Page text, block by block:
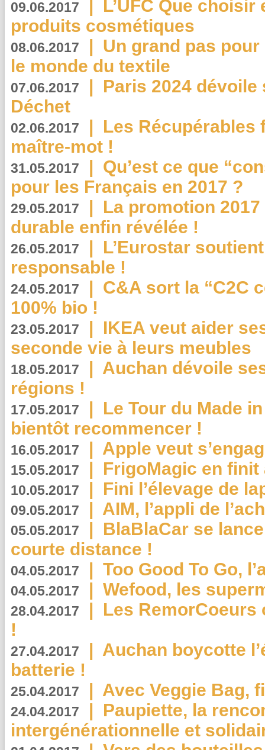
09.06.2017
L’UFC Que
produits cosmétiques
08.06.2017 | Un grand pas
le monde du textile
07.06.2017 | Paris 2024
Déchet
02.06.2017 | Les Récupérables
maître-mot !
31.05.2017 | Qu’est ce que
pour les Français en 2017 ?
29.05.2017 | La promotion
durable enfin révélée !
26.05.2017 | L’Eurostar
responsable !
24.05.2017 | C&A sort la “C2C
100% bio !
23.05.2017 | IKEA veut aider
seconde vie à leurs meubles
18.05.2017 | Auchan dévoile
régions !
17.05.2017 | Le Tour du Made
bientôt recommencer !
16.05.2017 | Apple veut
15.05.2017 | FrigoMagic en
10.05.2017 | Fini l’élevage de
09.05.2017 | AIM, l’appli de
05.05.2017 | BlaBlaCar se
courte distance !
04.05.2017 | Too Good To Go,
04.05.2017 | Wefood, les
28.04.2017 | Les RemorCoeurs
!
27.04.2017 | Auchan boycotte
batterie !
25.04.2017 | Avec Veggie Bag,
24.04.2017 | Paupiette, la
intergénérationnelle et